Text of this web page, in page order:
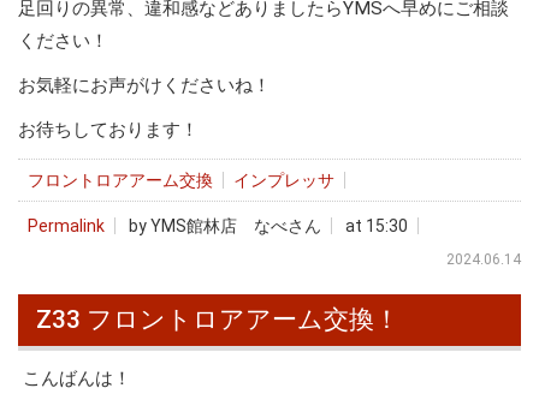
足回りの異常、違和感などありましたらYMSへ早めにご相談
ください！
お気軽にお声がけくださいね！
お待ちしております！
フロントロアアーム交換 インプレッサ
Permalink by YMS館林店 なべさん at 15:30
2024.06.14
Z33 フロントロアアーム交換！
こんばんは！